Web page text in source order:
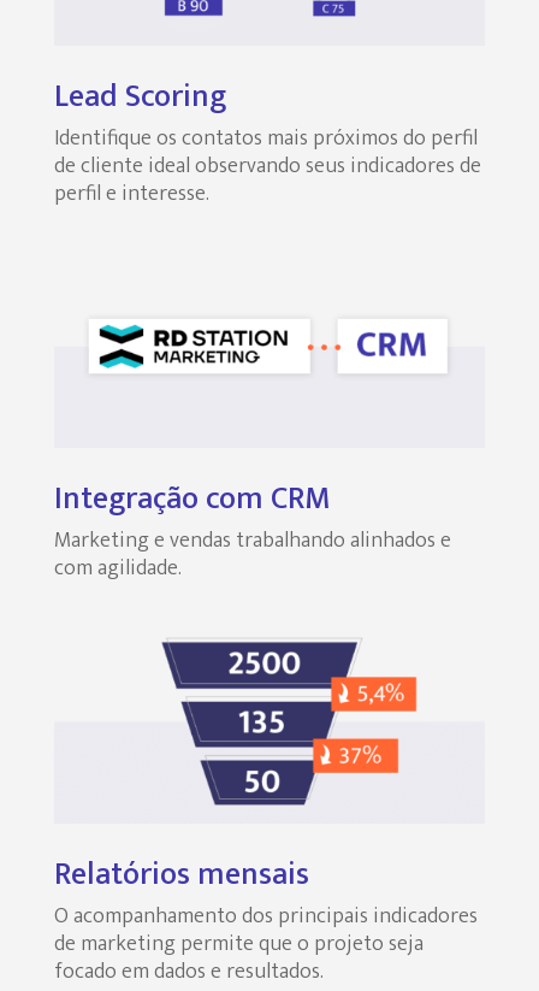
Lead Scoring
Identifique os contatos mais próximos do perfil
de cliente ideal observando seus indicadores de
perfil e interesse.
Integração com CRM
Marketing e vendas trabalhando alinhados e
com agilidade.
Relatórios mensais
O acompanhamento dos principais indicadores
de marketing permite que o projeto seja
focado em dados e resultados.